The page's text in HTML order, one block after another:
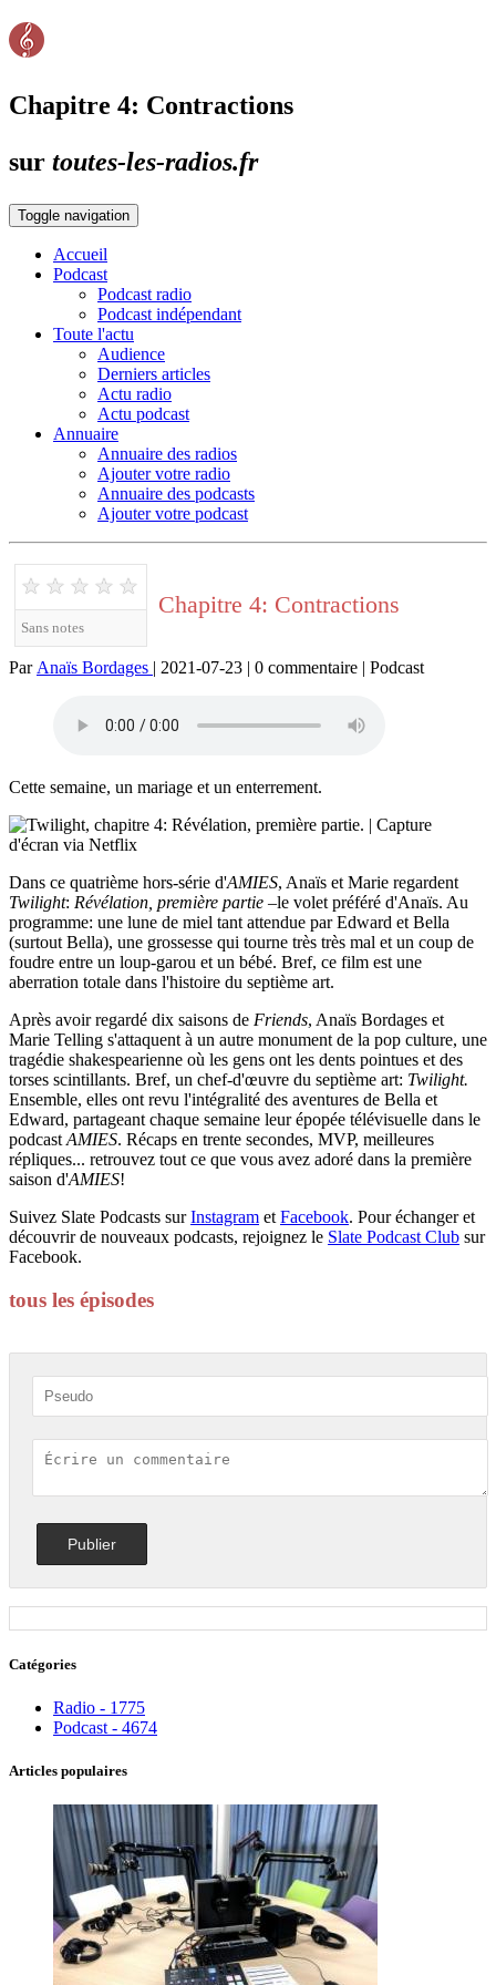
Chapitre 4: Contractions
sur toutes-les-radios.fr
Toggle navigation
Accueil
Podcast
Podcast radio
Podcast indépendant
Toute l'actu
Audience
Derniers articles
Actu radio
Actu podcast
Annuaire
Annuaire des radios
Ajouter votre radio
Annuaire des podcasts
Ajouter votre podcast
★ ★ ★ ★ ★
Sans notes
Chapitre 4: Contractions
Par Anaïs Bordages | 2021-07-23 | 0 commentaire | Podcast
Cette semaine, un mariage et un enterrement.
Dans ce quatrième hors-série d'AMIES, Anaïs et Marie regardent
Twilight: Révélation, première partie –le volet préféré d'Anaïs. Au
programme: une lune de miel tant attendue par Edward et Bella
(surtout Bella), une grossesse qui tourne très très mal et un coup de
foudre entre un loup-garou et un bébé. Bref, ce film est une
aberration totale dans l'histoire du septième art.
Après avoir regardé dix saisons de Friends, Anaïs Bordages et
Marie Telling s'attaquent à un autre monument de la pop culture, une
tragédie shakespearienne où les gens ont les dents pointues et des
torses scintillants. Bref, un chef-d'œuvre du septième art: Twilight.
Ensemble, elles ont revu l'intégralité des aventures de Bella et
Edward, partageant chaque semaine leur épopée télévisuelle dans le
podcast AMIES. Récaps en trente secondes, MVP, meilleures
répliques... retrouvez tout ce que vous avez adoré dans la première
saison d'AMIES!
Suivez Slate Podcasts surInstagram et Facebook. Pour échanger et
découvrir de nouveaux podcasts, rejoignez le Slate Podcast Club sur
Facebook.
tous les épisodes
Catégories
Radio - 1775
Podcast - 4674
Articles populaires